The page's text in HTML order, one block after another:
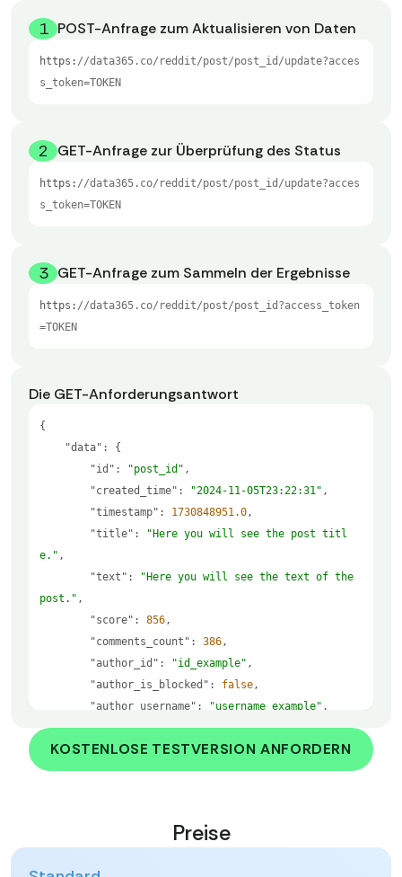
1 POST-Anfrage zum Aktualisieren von Daten
https: //data365.co/reddit/post/post_id/update?acces
s_token=TOKEN
2 GET-Anfrage zur Überprüfung des Status
https: //data365.co/reddit/post/post_id/update?acces
s_token=TOKEN
3 GET-Anfrage zum Sammeln der Ergebnisse
https: //data365.co/reddit/post/post_id?access_token
=TOKEN
Die GET-Anforderungsantwort
"data"
"id" : "post_id"
"created_time" : "2024-11-05T23:22:31"
"timestamp" : 1730848951.0
"title" :
"Here you will see the post titl
e."
"text" :
"Here you will see the text of the
post."
"score" : 856
"comments_count" : 386
"author_id" : "id_example"
"author_is_blocked" : false
"author_username" : "username_example"
"subreddit": "subreddit_name_example"
"subreddit_id": "subreddit_id_example"
"subreddit_subscribers": 8247315
_name_example/comments/post_id/post_title/"
KOSTENLOSE TESTVERSION ANFORDERN
Preise